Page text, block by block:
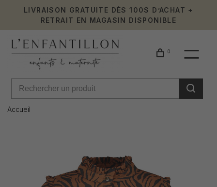
LIVRAISON GRATUITE DÈS 100$ D’ACHAT +
RETRAIT EN MAGASIN DISPONIBLE
0
Accueil